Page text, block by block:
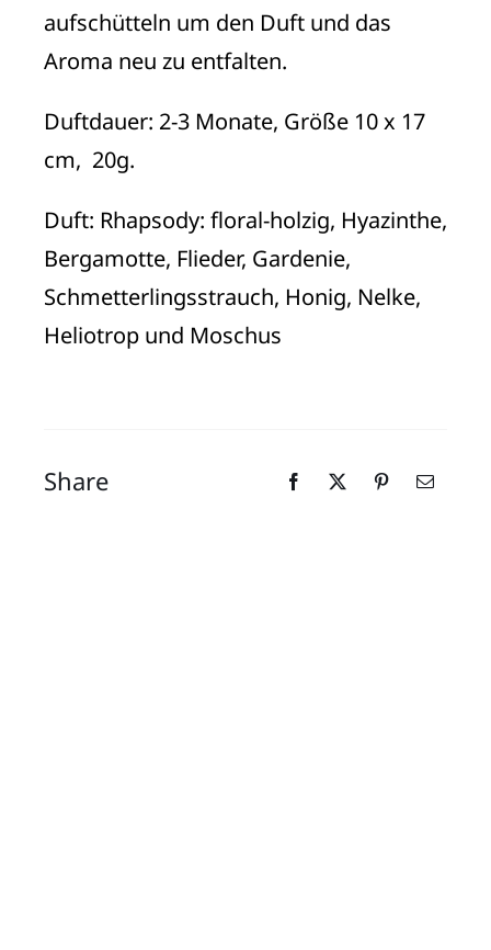
aufschütteln um den Duft und das
Aroma neu zu entfalten.
Duftdauer: 2-3 Monate, Größe 10 x 17
cm, 20g.
Duft: Rhapsody: floral-holzig, Hyazinthe,
Bergamotte, Flieder, Gardenie,
Schmetterlingsstrauch, Honig, Nelke,
Heliotrop und Moschus
Share